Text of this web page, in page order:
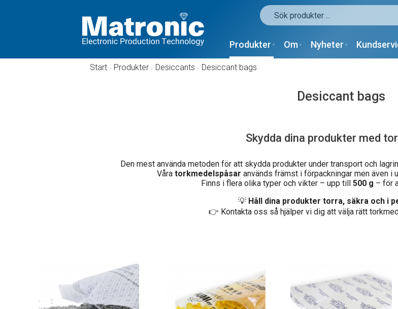
Produkter Om Nyheter
Start / Produkter / Desiccants / Desiccant bags
Desiccant bags
Skydda dina produkter med
Den mest använda metoden för att skydda produkter under transport och
Våra torkmedelspåsar används främst i förpackningar men även i
Finns i flera olika typer och vikter – upp till 500 g – för
💡 Håll dina produkter torra, säkra och i
👉 Kontakta oss så hjälper vi dig att välja rätt